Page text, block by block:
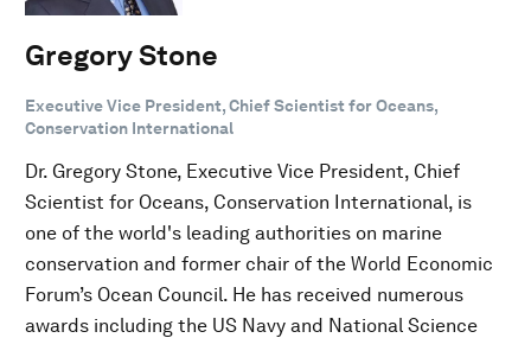
Gregory Stone
Executive Vice President, Chief Scientist for Oceans,
Conservation International
Dr. Gregory Stone, Executive Vice President, Chief
Scientist for Oceans, Conservation International, is
one of the world's leading authorities on marine
conservation and former chair of the World Economic
Forum’s Ocean Council. He has received numerous
awards including the US Navy and National Science